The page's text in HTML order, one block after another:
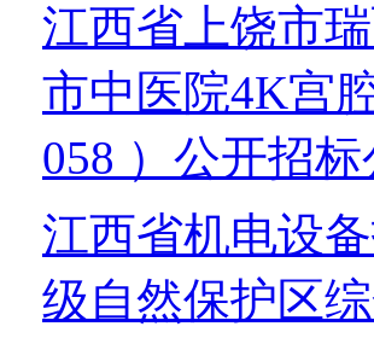
江西省上饶市
市中医院4K宫
058 ）公开招
江西省机电设
级自然保护区